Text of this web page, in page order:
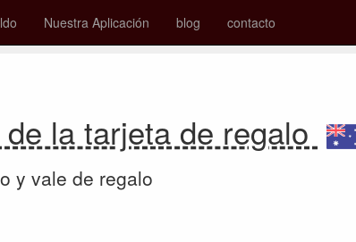
Nuestra Aplicación blog contacto
la tarjeta de regalo
y vale de regalo